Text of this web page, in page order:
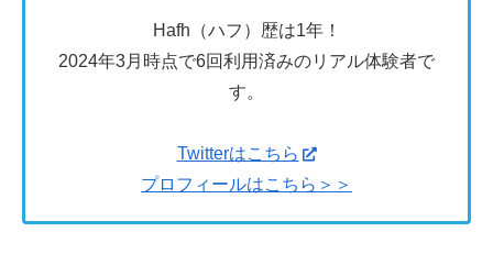
Hafh（ハフ）歴は1年！
2024年3月時点で6回利用済みのリアル体験者で
す。
Twitterはこちら
プロフィールはこちら＞＞